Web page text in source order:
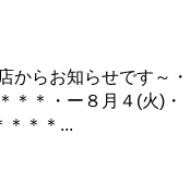
らお知らせです～・
＊＊・ー８月４(火)・
＊＊＊...